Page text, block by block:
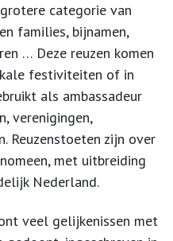
categorie van
families, bijnamen,
… Deze reuzen komen
festiviteiten of in
als ambassadeur
verenigingen,
Reuzenstoeten zijn over
met uitbreiding
Nederland.
veel gelijkenissen met